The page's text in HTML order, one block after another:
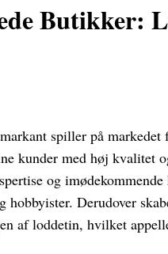
Butikker:
spiller på
kunder med høj kvalitet
og
Derudover
af loddetin, hvilket